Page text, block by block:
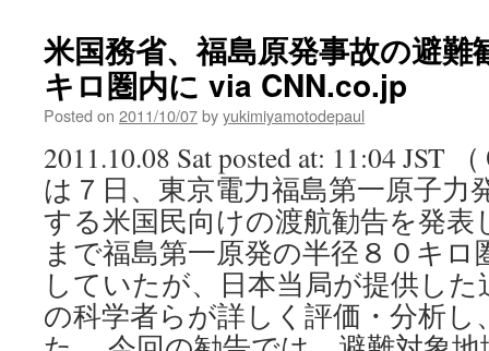
米国務省、福島原発事故の避
キロ圏内に via CNN.co.jp
Posted on 2011/10/07byyukimiyamotodepaul
2011.10.08 Sat posted at: 11:04
は７日、東京電力福島第一原子力
する米国民向けの渡航勧告を発表
まで福島第一原発の半径８０キロ
していたが、日本当局が提供し
の科学者らが詳しく評価・分析し